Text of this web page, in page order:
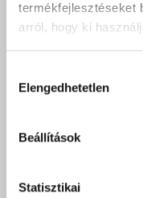
termékfejlesztéseket
arról, hogy ki
Az Ön
tulajdonságainak
módjairól és adja
kiválasztása
Elengedhetetlen
Beállítások
Statisztikai